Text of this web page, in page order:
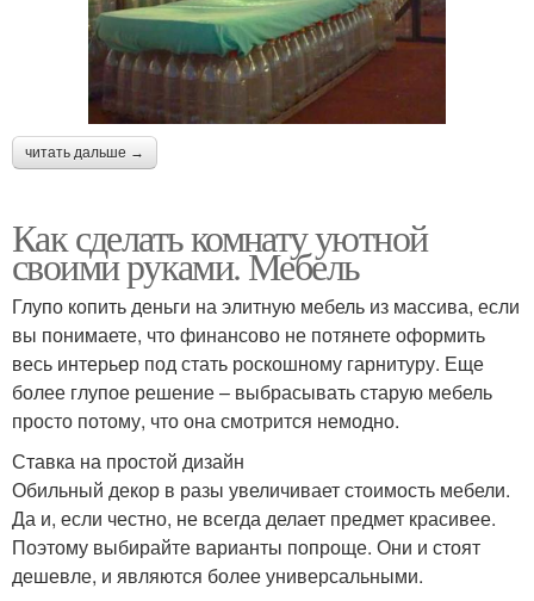
читать дальше →
Как сделать комнату уютной
своими руками. Мебель
Глупо копить деньги на элитную мебель из массива, если
вы понимаете, что финансово не потянете оформить
весь интерьер под стать роскошному гарнитуру. Еще
более глупое решение – выбрасывать старую мебель
просто потому, что она смотрится немодно.
Ставка на простой дизайн
Обильный декор в разы увеличивает стоимость мебели.
Да и, если честно, не всегда делает предмет красивее.
Поэтому выбирайте варианты попроще. Они и стоят
дешевле, и являются более универсальными.